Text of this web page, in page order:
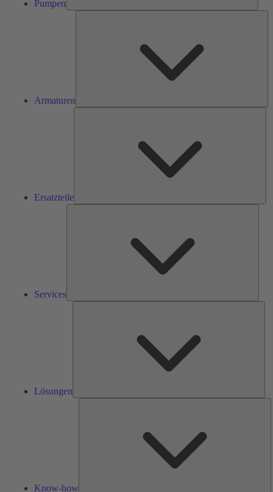
Pumpen
Armaturen
Ersatzteile
Services
Lösungen
Know-how